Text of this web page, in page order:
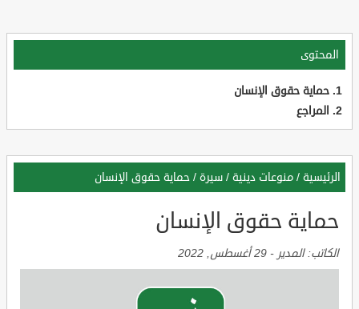
المحتوى
حماية حقوق الإنسان
المراجع
الرئيسية / منوعات دينية / سيرة / حماية حقوق الإنسان
حماية حقوق الإنسان
الكاتب:المدير - 29 أغسطس, 2022